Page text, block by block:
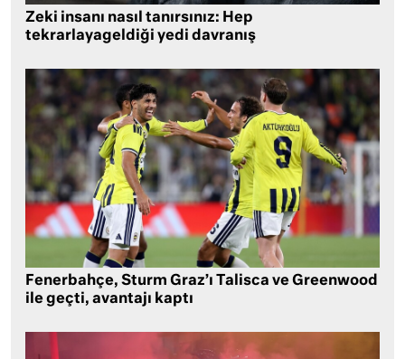
Zeki insanı nasıl tanırsınız: Hep
tekrarlayageldiği yedi davranış
Fenerbahçe, Sturm Graz’ı Talisca ve Greenwood
ile geçti, avantajı kaptı